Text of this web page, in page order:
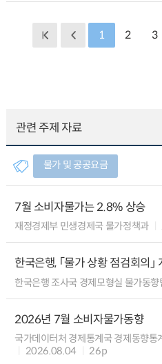
1 2 3
관련 주제 자료
물가 및 공공요금
7월 소비자물가는 2.8% 상승
재정경제부 민생경제국 물가정책과
한국은행, 「물가 상황 점검회의」
한국은행 조사국 경제모형실 물가동향
2026년 7월 소비자물가동향
국가데이터처 경제통계국 경제동향통
2026.08.04
26p